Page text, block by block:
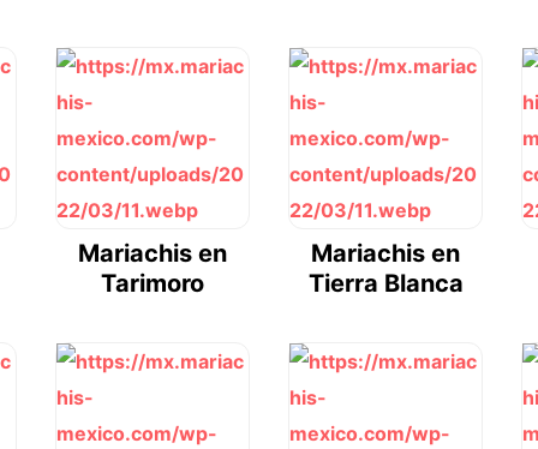
Mariachis en
Tarimoro
Mariachis en
Tierra Blanca